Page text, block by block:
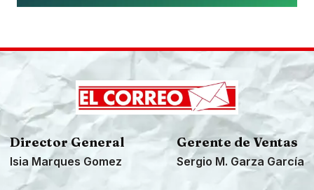
Director General
Isia Marques Gomez
Gerente de Ventas
Sergio M. Garza García